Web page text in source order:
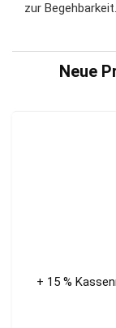
zur Begehbarkeit.
Neue
+ 15 %